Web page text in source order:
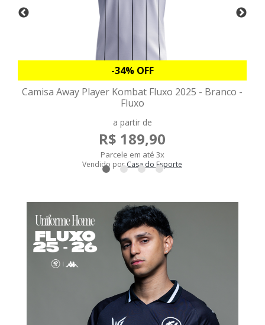
-34% OFF
Camisa Away Player Kombat Fluxo 2025 - Branco -
Fluxo
a partir de
R$ 189,90
Parcele em até 3x
Vendido porCasa do Esporte